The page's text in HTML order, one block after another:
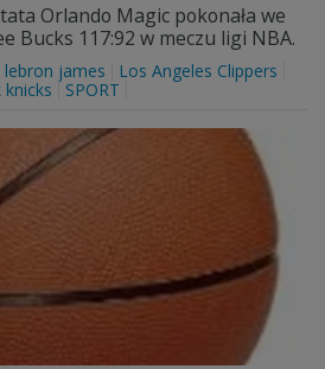
Orlando Magic pokonała we
Bucks 117:92 w meczu ligi NBA.
lebron james
Los Angeles Clippers
SPORT